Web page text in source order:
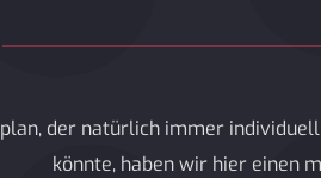
der natürlich immer
könnte, haben wir hier einen